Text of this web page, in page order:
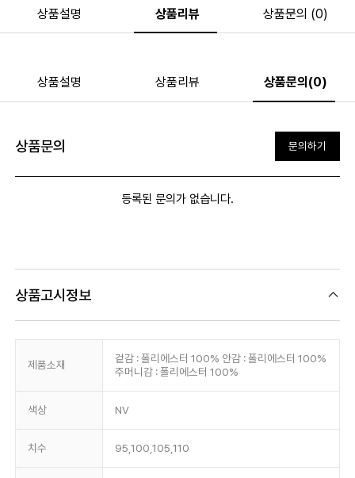
상품설명 상품리뷰 상품문의 (0)
상품설명 상품리뷰 상품문의(0)
상품문의 문의하기
등록된 문의가 없습니다.
상품고시정보
제품소재
겉감 : 폴리에스터 100% 안감 : 폴리에스터 100%
주머니감 : 폴리에스터 100%
색상 NV
치수 95,100,105,110